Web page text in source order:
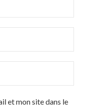
et mon site dans le